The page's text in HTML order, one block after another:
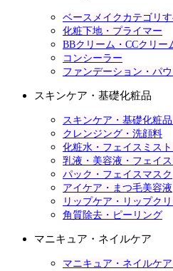
ベースメイクカテゴリ
化粧下地・プライマー
BBクリーム・CCクリー
コンシーラー
ファンデーション・パ
スキンケア・基礎化粧品
スキンケア・基礎化粧
クレンジング・洗顔料
化粧水・フェイスミス
乳液・美容液・フェイ
パック・フェイスマスク
アイケア・まつ毛美容液
リップケア・リップク
角質除去・ピーリング
マニキュア・ネイルケア
マニキュア・ネイルケ